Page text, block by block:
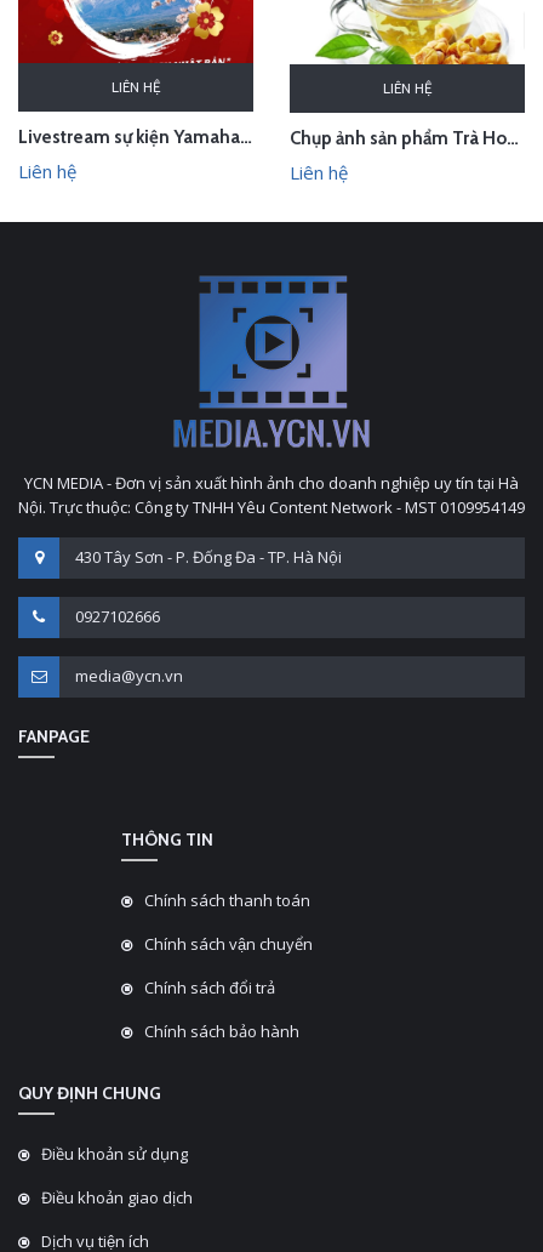
LIÊN HỆ
Livestream sự kiện Yamaha - lễ bốc thăm chuyến du lịch Nhật Bản 100 triệu - Hà Nội
Liên hệ
LIÊN HỆ
Chụp ảnh sản phẩm Trà Hoa Vàng - Kim Hoa Trà tại studio Hà Nội
Liên hệ
YCN MEDIA - Đơn vị sản xuất hình ảnh cho doanh nghiệp uy tín tại Hà
Nội. Trực thuộc: Công ty TNHH Yêu Content Network - MST 0109954149
430 Tây Sơn - P. Đống Đa - TP. Hà Nội
0927102666
media@ycn.vn
FANPAGE
THÔNG TIN
Chính sách thanh toán
Chính sách vận chuyển
Chính sách đổi trả
Chính sách bảo hành
QUY ĐỊNH CHUNG
Điều khoản sử dụng
Điều khoản giao dịch
Dịch vụ tiện ích